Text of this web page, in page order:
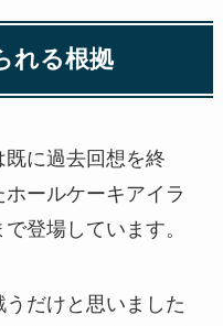
れる根拠
に過去回想を終
ールケーキアイラ
登場しています。
だけと思いました